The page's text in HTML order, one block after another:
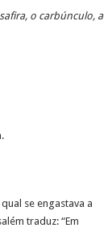
o carbúnculo, a
se engastava a
traduz: “Em